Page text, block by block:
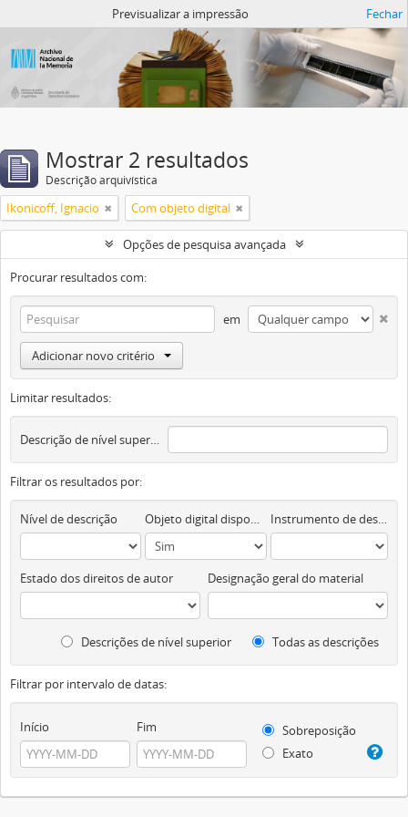
Previsualizar a impressão Fechar
Mostrar 2 resultados
Descrição arquivística
Ikonicoff, Ignacio Com objeto digital
Opções de pesquisa avançada
Procurar resultados com:
em
Adicionar novo critério
Limitar resultados:
Descrição de nível superior
Filtrar os resultados por:
Nível de descrição Objeto digital disponível Instrumento de descrição documental
Estado dos direitos de autor Designação geral do material
Descrições de nível superior Todas as descrições
Filtrar por intervalo de datas:
Início Fim
Sobreposição
Exato